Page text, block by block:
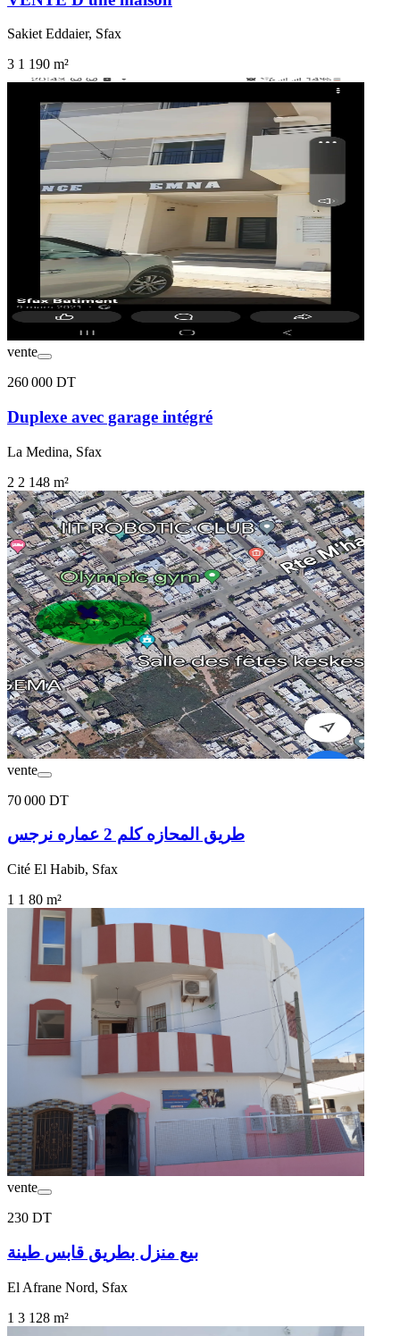
Sakiet Eddaier, Sfax
3 1 190 m²
vente
260 000 DT
Duplexe avec garage intégré
La Medina, Sfax
2 2 148 m²
vente
70 000 DT
طريق المحازه كلم 2 عماره نرجس
Cité El Habib, Sfax
1 1 80 m²
vente
230 DT
بيع منزل بطريق قابس طينة
El Afrane Nord, Sfax
1 3 128 m²